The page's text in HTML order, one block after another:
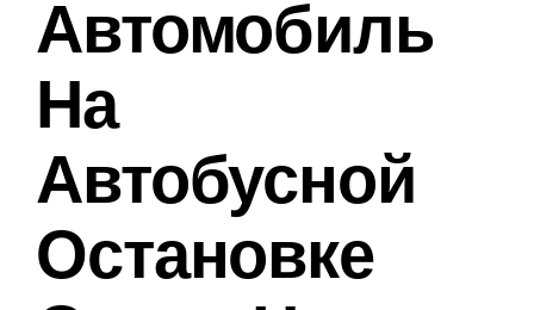
Автомобиль
На
Автобусной
Остановке